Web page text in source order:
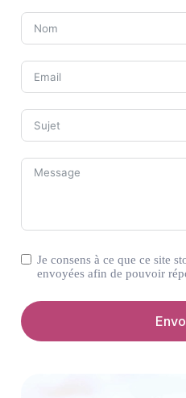
Je consens à ce que ce site
envoyées afin de pouvoir